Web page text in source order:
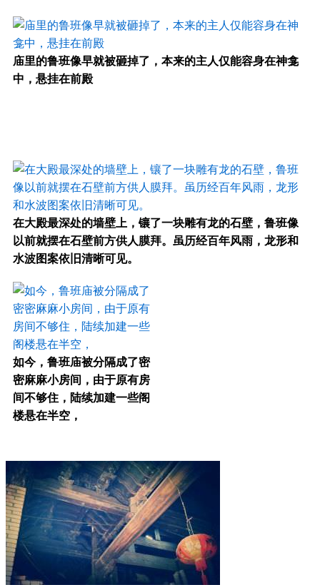
庙里的鲁班像早就被砸掉了，本来的主人仅能容身在神龛
中，悬挂在前殿
在大殿最深处的墙壁上，镶了一块雕有龙的石壁，鲁班像
以前就摆在石壁前方供人膜拜。虽历经百年风雨，龙形和
水波图案依旧清晰可见。
如今，鲁班庙被分隔成了密
密麻麻小房间，由于原有房
间不够住，陆续加建一些阁
楼悬在半空，